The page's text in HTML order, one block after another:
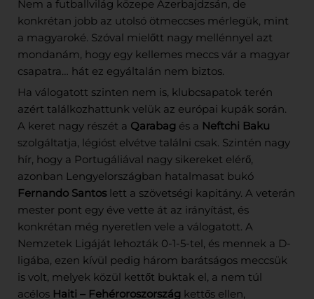
Nem a futballvilág közepe Azerbajdzsán, de
konkrétan jobb az utolsó ötmeccses mérlegük, mint
a magyaroké. Szóval mielőtt nagy mellénnyel azt
mondanám, hogy egy kellemes meccs vár a magyar
csapatra… hát ez egyáltalán nem biztos.
Ha válogatott szinten nem is, klubcsapatok terén
azért találkozhattunk velük az európai kupák során.
A keret nagy részét a Qarabag és a Neftchi Baku
szolgáltatja, légióst elvétve találni csak. Szintén nagy
hír, hogy a Portugáliával nagy sikereket elérő,
azonban Lengyelországban hatalmasat bukó
Fernando Santos lett a szövetségi kapitány. A veterán
mester pont egy éve vette át az irányítást, és
konkrétan még nyeretlen vele a válogatott. A
Nemzetek Ligáját lehozták 0-1-5-tel, és mennek a D-
ligába, ezen kívül pedig három barátságos meccsük
is volt, melyek közül kettőt buktak el, a nem túl
acélos Haiti – Fehéroroszország kettős ellen,